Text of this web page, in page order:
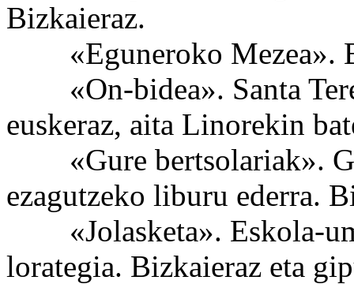
Bizkaieraz.
«Eguneroko Mezea».
«On-bidea». Santa
euskeraz, aita Linorekin
«Gure bertsolariak».
ezagutzeko liburu ederra.
«Jolasketa». Eskola-
lorategia. Bizkaieraz eta